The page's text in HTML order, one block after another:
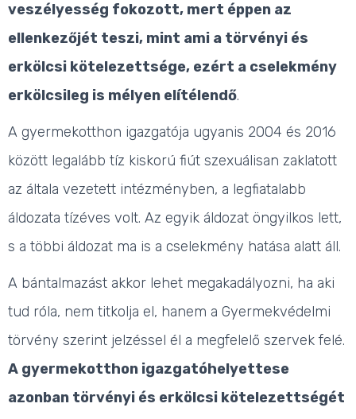
veszélyesség fokozott, mert éppen az
ellenkezőjét teszi, mint ami a törvényi és
erkölcsi kötelezettsége, ezért a cselekmény
erkölcsileg is mélyen elítélendő.
A gyermekotthon igazgatója ugyanis 2004 és 2016
között legalább tíz kiskorú fiút szexuálisan zaklatott
az általa vezetett intézményben, a legfiatalabb
áldozata tízéves volt. Az egyik áldozat öngyilkos lett,
s a többi áldozat ma is a cselekmény hatása alatt áll.
A bántalmazást akkor lehet megakadályozni, ha aki
tud róla, nem titkolja el, hanem a Gyermekvédelmi
törvény szerint jelzéssel él a megfelelő szervek felé.
A gyermekotthon igazgatóhelyettese
azonban törvényi és erkölcsi kötelezettségét